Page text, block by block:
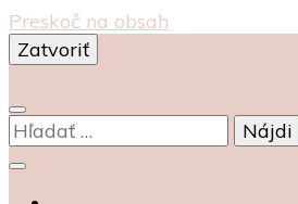
Preskoč na obsah
Zatvoriť
Hľadať: